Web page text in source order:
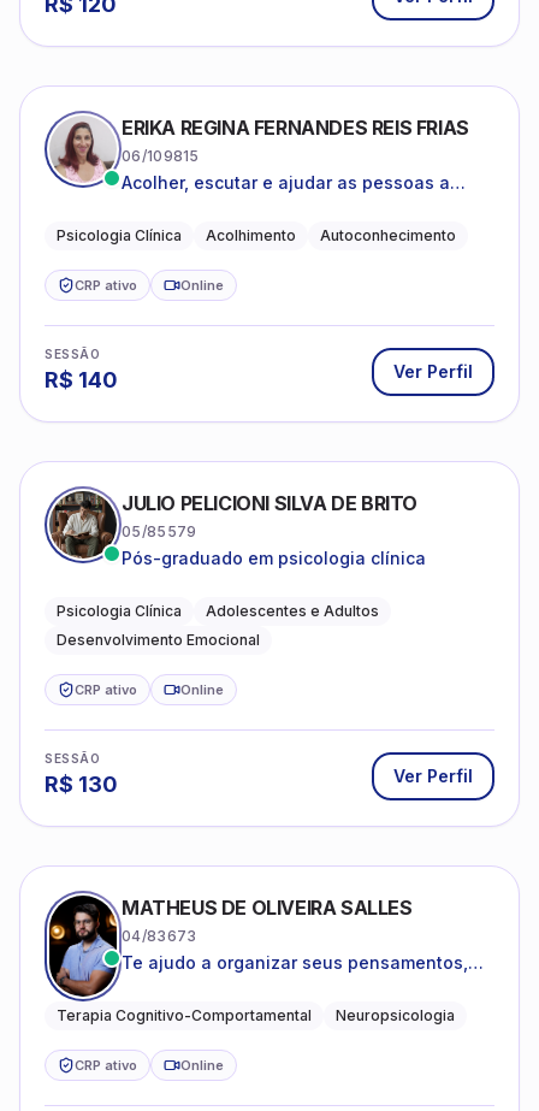
ERIKA REGINA FERNANDES REIS FRIAS
06/109815
Acolher, escutar e ajudar as pessoas a
Psicologia Clínica Acolhimento Autoconhecimento
CRP ativo Online
SESSÃO
R$ 140 Ver Perfil
JULIO PELICIONI SILVA DE BRITO
05/85579
Pós-graduado em psicologia clínica
Psicologia Clínica
Adolescentes e Adultos
Desenvolvimento Emocional
CRP ativo Online
SESSÃO
R$ 130 Ver Perfil
MATHEUS DE OLIVEIRA SALLES
04/83673
Te ajudo a organizar seus pensamentos,
clareza e sentido, com uma terapia
Terapia Cognitivo-Comportamental Neuropsicologia
CRP ativo Online